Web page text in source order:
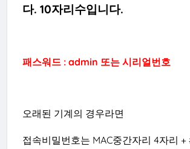
다. 10자리수입니다.
패스워드 : admin 또는 시리얼번호
오래된 기계의 경우라면
접속비밀번호는 MAC중간자리 4자리 +